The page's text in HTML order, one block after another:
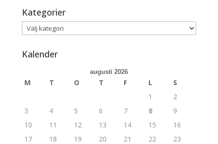
Kategorier
Kategorier
Kalender
augusti 2026
M T O T F L
S
1
2
3
4 5 6 7 8
9
10
11 12 13 14 15
16
17
18 19 20 21 22
23